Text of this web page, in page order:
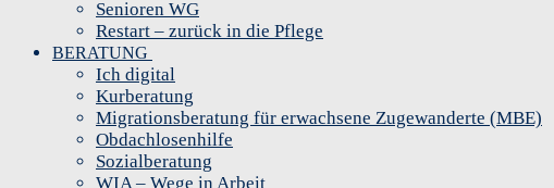
Senioren WG
Restart – zurück in die Pflege
BERATUNG
Ich digital
Kurberatung
Migrationsberatung für erwachsene Zugewanderte (MBE)
Obdachlosenhilfe
Sozialberatung
WIA – Wege in Arbeit